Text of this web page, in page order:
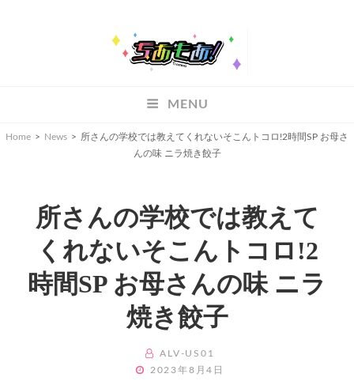
MENU
Home > News > 所さんの学校では教えてくれないそこんトコロ!2時間SP お母さ
んの味 ニラ焼き餃子
所さんの学校では教えて
くれないそこんトコロ!2
時間SP お母さんの味 ニラ
焼き餃子
BY
ALV-US01
POSTED
2023年8月4日